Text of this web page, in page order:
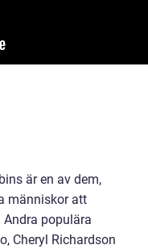
är en av dem,
människor att
populära
Cheryl Richardson